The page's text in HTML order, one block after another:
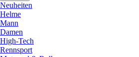
Neuheiten
Helme
Mann
Damen
High-Tech
Rennsport